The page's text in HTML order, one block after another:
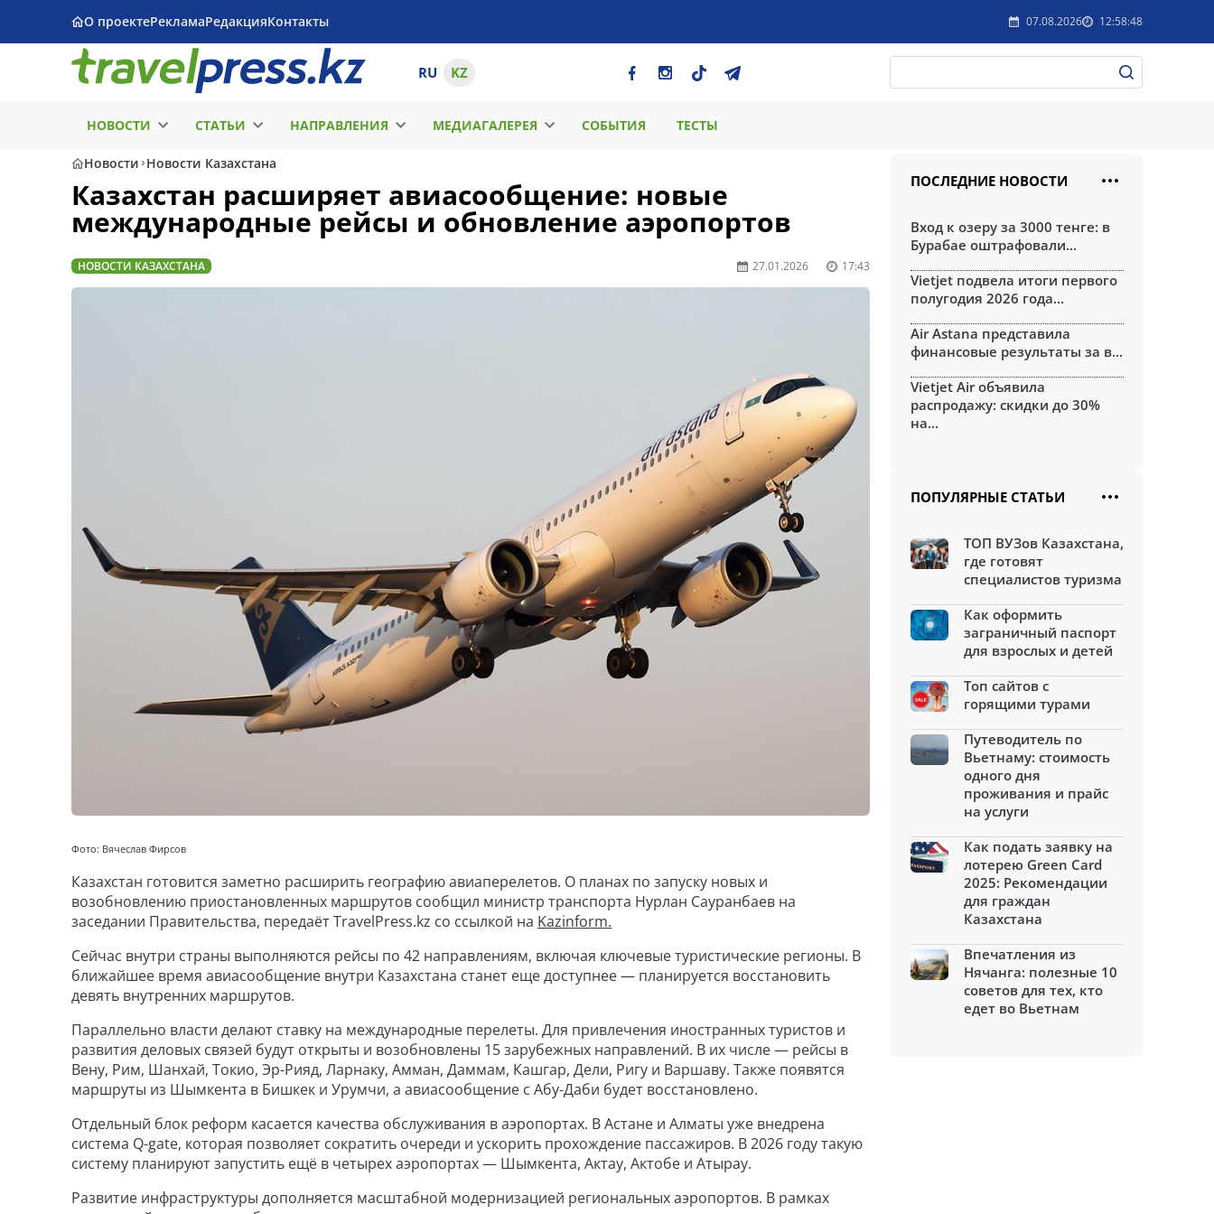
О проектеРекламаРедакцияКонтакты 07.08.2026 12:58:48
RU KZ
НОВОСТИ СТАТЬИ НАПРАВЛЕНИЯ МЕДИАГАЛЕРЕЯ СОБЫТИЯ ТЕСТЫ
Новости Новости Казахстана
Казахстан расширяет авиасообщение: новые
международные рейсы и обновление аэропортов
НОВОСТИ КАЗАХСТАНА 27.01.2026 17:43
Фото: Вячеслав Фирсов
Казахстан готовится заметно расширить географию авиаперелетов. О планах по запуску новых и
возобновлению приостановленных маршрутов сообщил министр транспорта Нурлан Сауранбаев на
заседании Правительства, передаёт TravelPress.kz со ссылкой на Kazinform.
Сейчас внутри страны выполняются рейсы по 42 направлениям, включая ключевые туристические регионы. В
ближайшее время авиасообщение внутри Казахстана станет еще доступнее — планируется восстановить
девять внутренних маршрутов.
Параллельно власти делают ставку на международные перелеты. Для привлечения иностранных туристов и
развития деловых связей будут открыты и возобновлены 15 зарубежных направлений. В их числе — рейсы в
Вену, Рим, Шанхай, Токио, Эр-Рияд, Ларнаку, Амман, Даммам, Кашгар, Дели, Ригу и Варшаву. Также появятся
маршруты из Шымкента в Бишкек и Урумчи, а авиасообщение с Абу-Даби будет восстановлено.
Отдельный блок реформ касается качества обслуживания в аэропортах. В Астане и Алматы уже внедрена
система Q-gate, которая позволяет сократить очереди и ускорить прохождение пассажиров. В 2026 году такую
систему планируют запустить ещё в четырех аэропортах — Шымкента, Актау, Актобе и Атырау.
Развитие инфраструктуры дополняется масштабной модернизацией региональных аэропортов. В рамках
ПОСЛЕДНИЕ НОВОСТИ
Вход к озеру за 3000 тенге: в
Бурабае оштрафовали...
Vietjet подвела итоги первого
полугодия 2026 года...
Air Astana представила
финансовые результаты за в...
Vietjet Air объявила
распродажу: скидки до 30%
на...
ПОПУЛЯРНЫЕ СТАТЬИ
ТОП ВУЗов Казахстана,
где готовят
специалистов туризма
Как оформить
заграничный паспорт
для взрослых и детей
Топ сайтов с
горящими турами
Путеводитель по
Вьетнаму: стоимость
одного дня
проживания и прайс
на услуги
Как подать заявку на
лотерею Green Card
2025: Рекомендации
для граждан
Казахстана
Впечатления из
Нячанга: полезные 10
советов для тех, кто
едет во Вьетнам